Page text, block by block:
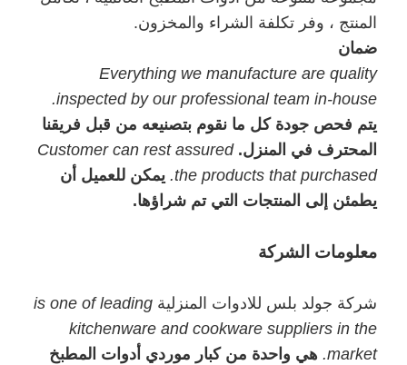
المنتج ، وفر تكلفة الشراء والمخزون.
ضمان
Everything we manufacture are quality
inspected by our professional team in-house.
يتم فحص جودة كل ما نقوم بتصنيعه من قبل فريقنا
المحترف في المنزل. Customer can rest assured
the products that purchased. يمكن للعميل أن
يطمئن إلى المنتجات التي تم شراؤها.
معلومات الشركة
شركة جولد بلس للادوات المنزلية is one of leading
kitchenware and cookware suppliers in the
market. هي واحدة من كبار موردي أدوات المطبخ